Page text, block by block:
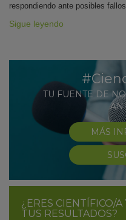
respondiendo ante posibles
Sigue leyendo
TU FUENTE DE
MÁS
¿ERES CIENTÍFICO/
TUS RESULTADOS?